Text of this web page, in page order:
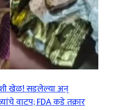
खेळ! सडलेल्या अन्
वाटप; FDA कडे तक्रार